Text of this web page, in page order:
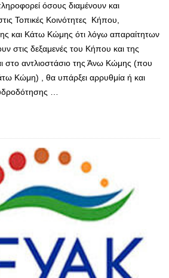
όσους διαμένουν και
Τοπικές Κοινότητες Κήπου,
και Κάτω Κώμης ότι λόγω απαραίτητων
στις δεξαμενές του Κήπου και της
στο αντλιοστάσιο της Άνω Κώμης (που
Κώμη) , θα υπάρξει αρρυθμία ή και
…